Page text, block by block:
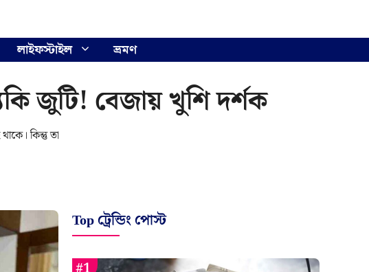
লাইফস্টাইল ভ্রমণ
জুটি! বেজায় খুশি দর্শক
কিন্তু তা
Top ট্রেন্ডিং পোস্ট